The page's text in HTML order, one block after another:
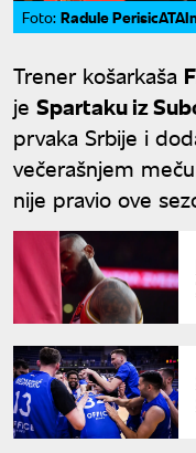
Foto: Radule
Trener košarkaša
je Spartaku iz
prvaka Srbije i
večerašnjem
nije pravio ove